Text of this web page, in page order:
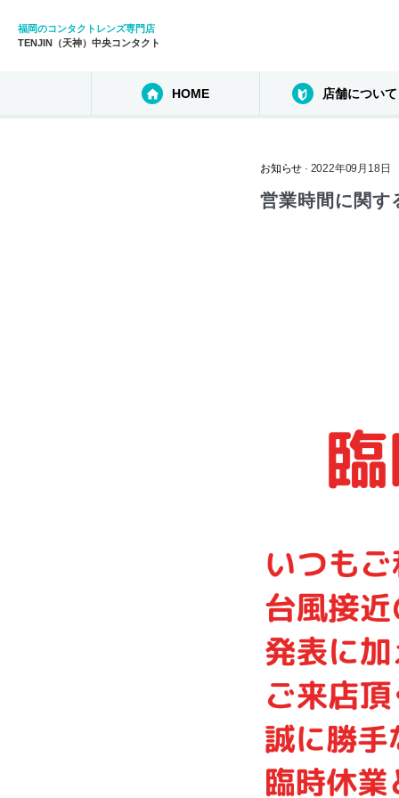
福岡のコンタクトレンズ専門店
TENJIN（天神）中央コンタクト
HOME 店舗について
お知らせ · 2022年09月18日
営業時間に関す